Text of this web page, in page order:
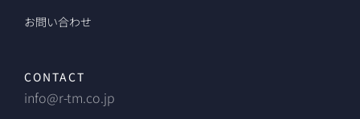
お問い合わせ
CONTACT
info@r-tm.co.jp